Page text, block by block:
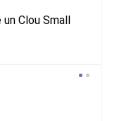
Clou Small